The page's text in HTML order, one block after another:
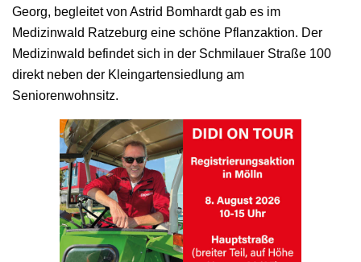
Georg, begleitet von Astrid Bomhardt gab es im
Medizinwald Ratzeburg eine schöne Pflanzaktion. Der
Medizinwald befindet sich in der Schmilauer Straße 100
direkt neben der Kleingartensiedlung am
Seniorenwohnsitz.